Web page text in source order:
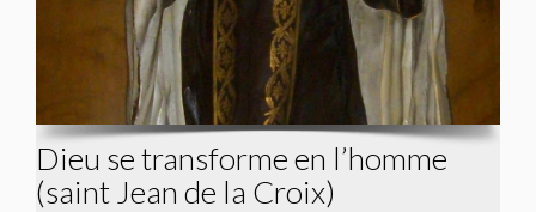
Dieu se transforme en l’homme
(saint Jean de la Croix)